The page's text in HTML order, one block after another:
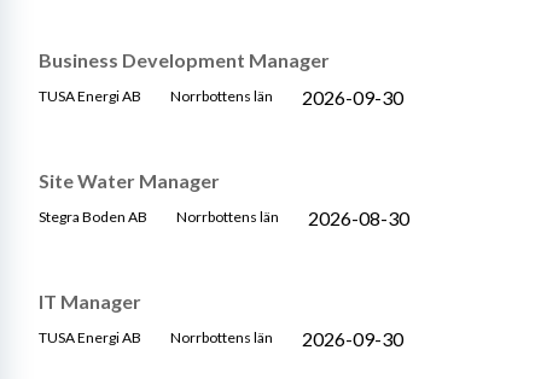
Business Development Manager
TUSA Energi AB Norrbottens län 2026-09-30
Site Water Manager
Stegra Boden AB Norrbottens län 2026-08-30
IT Manager
TUSA Energi AB Norrbottens län 2026-09-30